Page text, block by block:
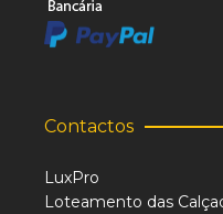
Contactos
LuxPro
Loteamento das